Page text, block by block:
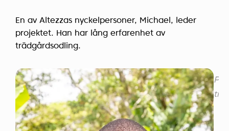
En av Altezzas nyckelpersoner, Michael, leder
projektet. Han har lång erfarenhet av
trädgårdsodling.
På